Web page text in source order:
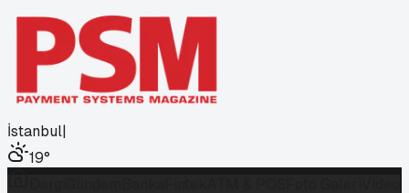
İstanbul|
19°